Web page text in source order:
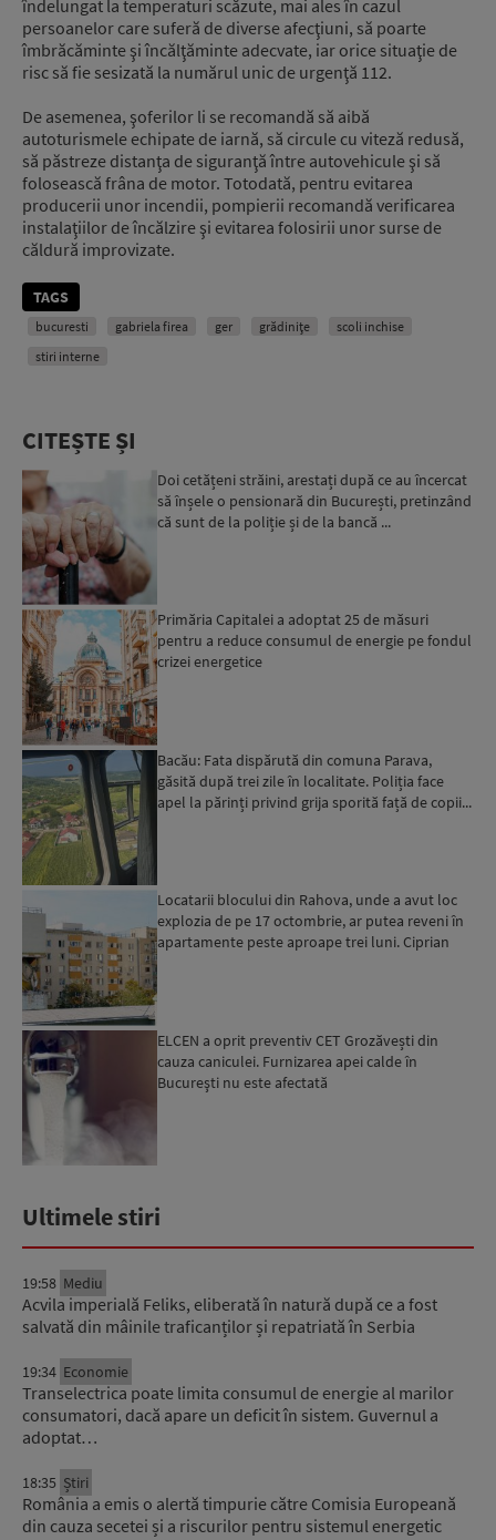
îndelungat la temperaturi scăzute, mai ales în cazul
persoanelor care suferă de diverse afecţiuni, să poarte
îmbrăcăminte şi încălţăminte adecvate, iar orice situaţie de
risc să fie sesizată la numărul unic de urgenţă 112.
De asemenea, şoferilor li se recomandă să aibă
autoturismele echipate de iarnă, să circule cu viteză redusă,
să păstreze distanţa de siguranţă între autovehicule şi să
folosească frâna de motor. Totodată, pentru evitarea
producerii unor incendii, pompierii recomandă verificarea
instalaţiilor de încălzire şi evitarea folosirii unor surse de
căldură improvizate.
TAGS
bucuresti gabriela firea ger grădiniţe
scoli inchise
stiri interne
CITEȘTE ȘI
Doi cetățeni străini, arestați după ce au încercat
să înșele o pensionară din București, pretinzând
că sunt de la poliție și de la bancă ...
Primăria Capitalei a adoptat 25 de măsuri
pentru a reduce consumul de energie pe fondul
crizei energetice
Bacău: Fata dispărută din comuna Parava,
găsită după trei zile în localitate. Poliția face
apel la părinți privind grija sporită față de copii...
Locatarii blocului din Rahova, unde a avut loc
explozia de pe 17 octombrie, ar putea reveni în
apartamente peste aproape trei luni. Ciprian
ELCEN a oprit preventiv CET Grozăvești din
cauza caniculei. Furnizarea apei calde în
Bucureşti nu este afectată
Ultimele stiri
19:58 Mediu
Acvila imperială Feliks, eliberată în natură după ce a fost
salvată din mâinile traficanților și repatriată în Serbia
19:34 Economie
Transelectrica poate limita consumul de energie al marilor
consumatori, dacă apare un deficit în sistem. Guvernul a
adoptat…
18:35 Știri
România a emis o alertă timpurie către Comisia Europeană
din cauza secetei și a riscurilor pentru sistemul energetic